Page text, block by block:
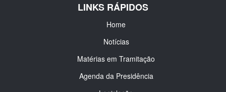
LINKS RÁPIDOS
Home
Notícias
Matérias em Tramitação
Agenda da Presidência